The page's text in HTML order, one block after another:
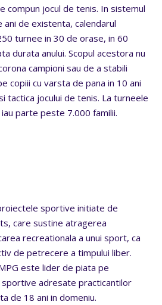
compun jocul de tenis. In sistemul
ani de existenta, calendarul
turnee in 30 de orase, in 60
durata anului. Scopul acestora nu
campioni sau de a stabili
copiii cu varsta de pana in 10 ani
tactica jocului de tenis. La turneele
parte peste 7.000 familii.
sportive initiate de
care sustine atragerea
recreationala a unui sport, ca
de petrecere a timpului liber.
este lider de piata pe
adresate practicantilor
de 18 ani in domeniu.